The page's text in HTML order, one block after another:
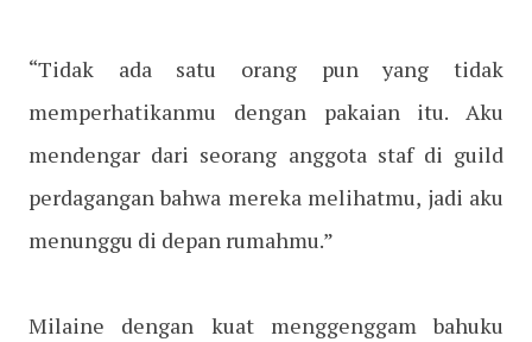
“Tidak ada satu orang pun yang tidak
memperhatikanmu dengan pakaian itu. Aku
mendengar dari seorang anggota staf di guild
perdagangan bahwa mereka melihatmu, jadi aku
menunggu di depan rumahmu.”
Milaine dengan kuat menggenggam bahuku